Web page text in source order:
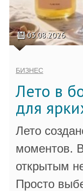
03.08.2026
БИЗНЕС
Лето в
для
Лето
моментов.
открытым
Просто